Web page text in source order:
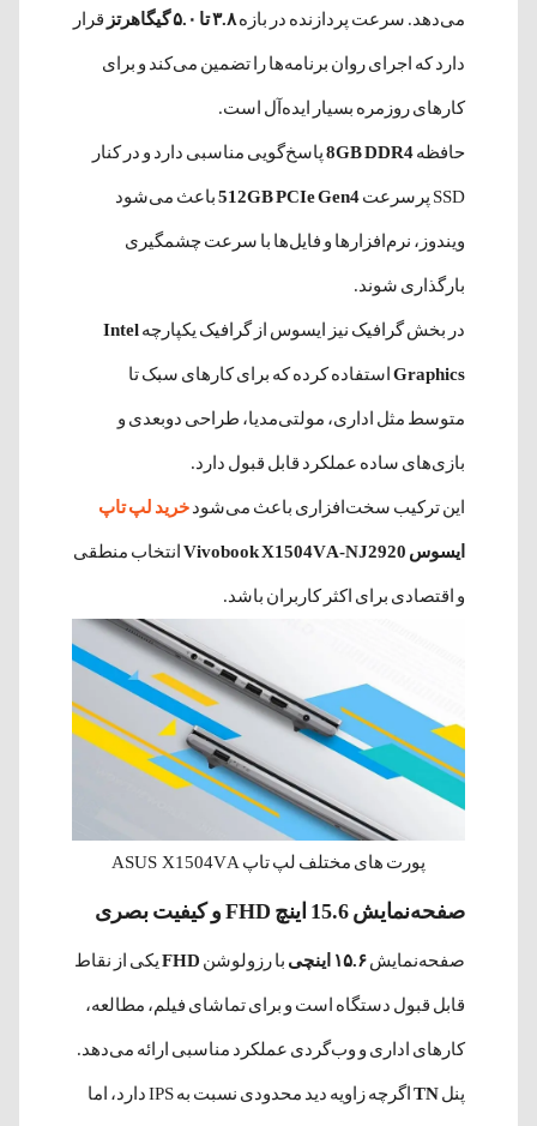
می‌دهد. سرعت پردازنده در بازه۳.۸ تا ۵.۰ گیگاهرتز قرار
دارد که اجرای روان برنامه‌ها را تضمین می‌کند و برای
کارهای روزمره بسیار ایده‌آل است.
حافظه8GB DDR4پاسخ‌گویی مناسبی دارد و در کنار
SSD پرسرعت 512GB PCIe Gen4باعث می‌شود
ویندوز، نرم‌افزارها و فایل‌ها با سرعت چشمگیری
بارگذاری شوند.
در بخش گرافیک نیز ایسوس از گرافیک یکپارچهIntel
Graphics استفاده کرده که برای کارهای سبک تا
متوسط مثل اداری، مولتی‌مدیا، طراحی دوبعدی و
بازی‌های ساده عملکرد قابل قبول دارد.
این ترکیب سخت‌افزاری باعث می‌شودخرید لپ تاپ
ایسوس Vivobook X1504VA-NJ2920 انتخاب منطقی
و اقتصادی برای اکثر کاربران باشد.
پورت های مختلف لپ تاپ ASUS X1504VA
صفحه‌نمایش 15.6 اینچ FHD و کیفیت بصری
صفحه‌نمایش۱۵.۶ اینچی با رزولوشن FHDیکی از نقاط
قابل قبول دستگاه است و برای تماشای فیلم، مطالعه،
کارهای اداری و وب‌گردی عملکرد مناسبی ارائه می‌دهد.
پنلTN اگرچه زاویه دید محدودی نسبت به IPS دارد، اما